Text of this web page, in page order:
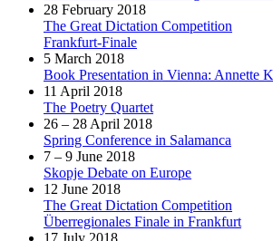
28 February 2018
The Great Dictation Competition
Frankfurt-Finale
5 March 2018
Book Presentation in Vienna: Annette
11 April 2018
The Poetry Quartet
26 – 28 April 2018
Spring Conference in Salamanca
7 – 9 June 2018
Skopje Debate on Europe
12 June 2018
The Great Dictation Competition
Überregionales Finale in Frankfurt
17 July 2018